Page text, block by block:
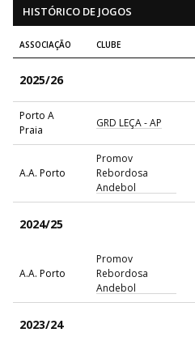
HISTÓRICO DE JOGOS
ASSOCIAÇÃO CLUBE
2025/26
Porto A
Praia
GRD LEÇA - AP
A.A. Porto
Promov
Rebordosa
Andebol
2024/25
A.A. Porto
Promov
Rebordosa
Andebol
2023/24